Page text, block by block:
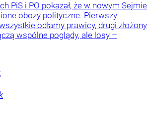
PiS i PO pokazał, że w nowym Sejmie
obozy polityczne. Pierwszy
odłamy prawicy, drugi złożony
wspólne poglądy, ale losy –